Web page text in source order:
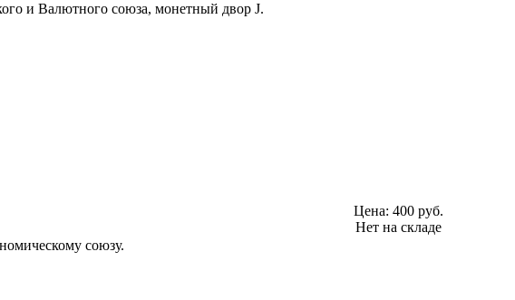
и Валютного союза, монетный двор J.
союзу.
Цена: 400 руб.
Нет на складе